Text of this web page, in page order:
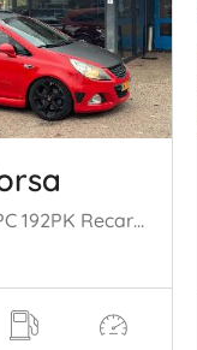
1.6 16V T OPC 192PK Recaro Clima Cruise